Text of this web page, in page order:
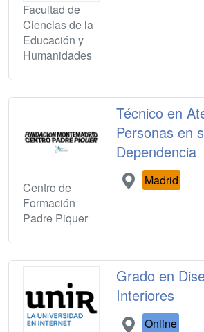
Facultad de
Ciencias de la
Educación y
Humanidades
Centro de
Formación
Padre Piquer
Técnico en
Personas en
Dependencia
Madrid
Grado en
Interiores
Online